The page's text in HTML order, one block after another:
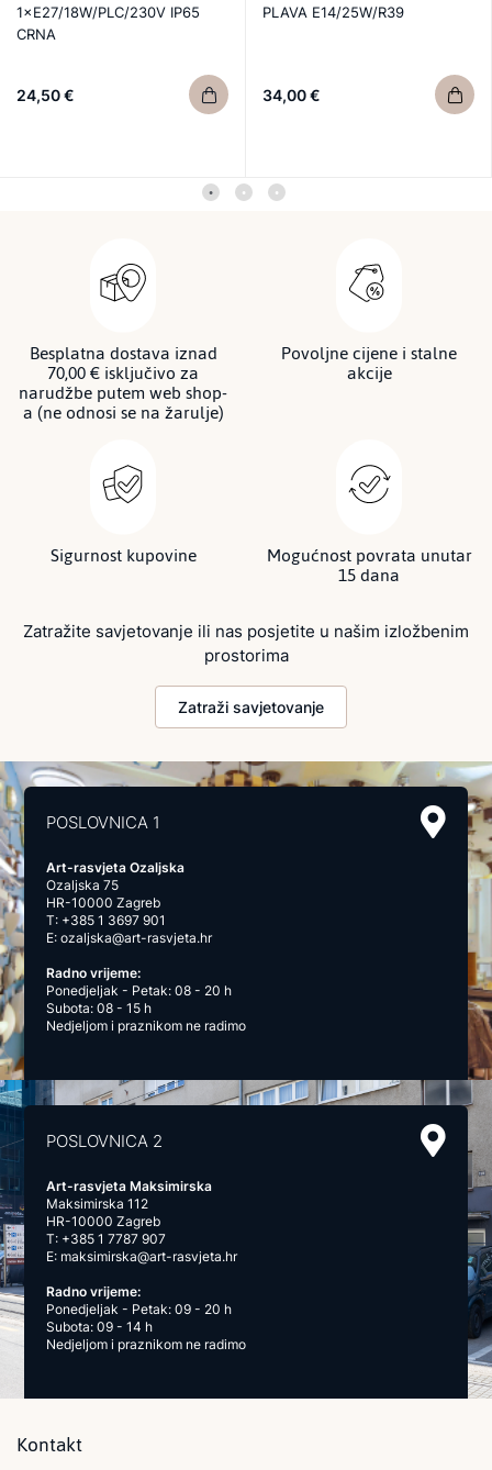
1×E27/18W/PLC/230V IP65
CRNA
24,50 €
PLAVA E14/25W/R39
34,00 €
Besplatna dostava iznad
70,00 € isključivo za
narudžbe putem web shop-
a (ne odnosi se na žarulje)
Povoljne cijene i stalne
akcije
Sigurnost kupovine Mogućnost povrata unutar
15 dana
Zatražite savjetovanje ili nas posjetite u našim izložbenim
prostorima
Zatraži savjetovanje
POSLOVNICA 1
Art-rasvjeta Ozaljska
Ozaljska 75
HR-10000 Zagreb
T: +385 1 3697 901
E:ozaljska@art-rasvjeta.hr
Radno vrijeme:
Ponedjeljak - Petak: 08 - 20 h
Subota: 08 - 15 h
Nedjeljom i praznikom ne radimo
POSLOVNICA 2
Art-rasvjeta Maksimirska
Maksimirska 112
HR-10000 Zagreb
T: +385 1 7787 907
E: maksimirska@art-rasvjeta.hr
Radno vrijeme:
Ponedjeljak - Petak: 09 - 20 h
Subota: 09 - 14 h
Nedjeljom i praznikom ne radimo
Kontakt